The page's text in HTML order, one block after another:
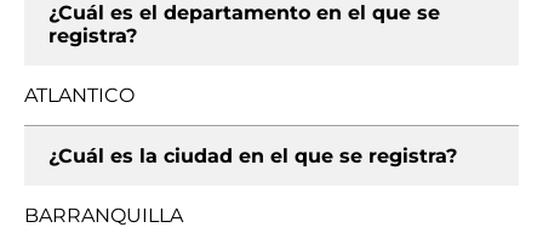
¿Cuál es el departamento en el que se
registra?
ATLANTICO
¿Cuál es la ciudad en el que se registra?
BARRANQUILLA